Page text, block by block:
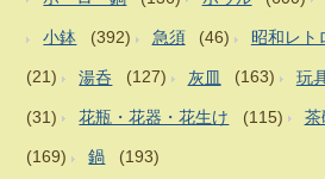
小鉢 (392) 急須 (46) 昭和レト
(21) 湯呑 (127) 灰皿 (163) 玩
(31) 花瓶・花器・花生け (115) 茶
(169) 鍋 (193)